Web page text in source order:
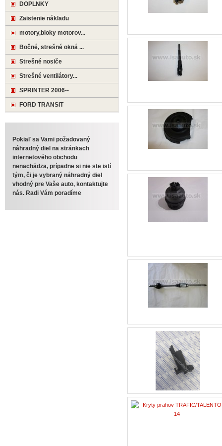
DOPLNKY
Zaistenie nákladu
motory,bloky motorov...
Bočné, strešné okná ...
Strešné nosiče
Strešné ventilátory...
SPRINTER 2006--
FORD TRANSIT
Pokiaľ sa Vami požadovaný
náhradný diel na stránkach
internetového obchodu
nenachádza, prípadne si nie ste istí
tým, či je vybraný náhradný diel
vhodný pre Vaše auto, kontaktujte
nás. Radi Vám poradíme